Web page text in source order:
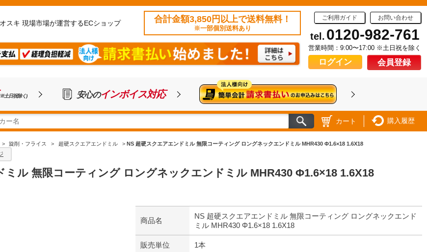
スキ 現場市場が運営するECショップ 合計金額3,850円以上で送料無料！
※一部個別送料あり
ご利用ガイド お問い合わせ
tel. 0120-982-761
営業時間：9:00〜17:00 ※土日祝を除く
ログイン 会員登録
土日祝除く) 安心のインボイス対応
カート 購入履歴
> 旋削・フライス > 超硬スクエアエンドミル > NS 超硬スクエアエンドミル 無限コーティング ロングネックエンドミル MHR430 Φ1.6×18 1.6X18
ミル 無限コーティング ロングネックエンドミル MHR430 Φ1.6×18 1.6X18
商品名
NS 超硬スクエアエンドミル 無限コーティング ロングネックエンド
ミル MHR430 Φ1.6×18 1.6X18
販売単位 1本